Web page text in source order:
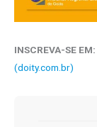
INSCREVA-SE EM:
(doity.com.br)